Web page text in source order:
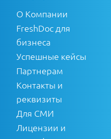
О Компании
FreshDoc для
бизнеса
Успешные кейсы
Партнерам
Контакты и
реквизиты
Для СМИ
Лицензии и